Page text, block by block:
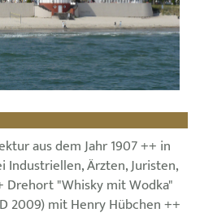
aus dem Jahr 1907 ++ in
Industriellen, Ärzten, Juristen,
Drehort "Whisky mit Wodka"
2009) mit Henry Hübchen ++